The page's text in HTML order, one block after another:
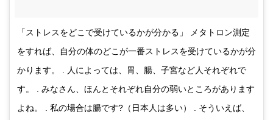
「ストレスをどこで受けているかが分かる」 メタトロン測定
をすれば、自分の体のどこが一番ストレスを受けているかが分
かります。 . 人によっては、胃、腸、子宮など人それぞれで
す。 . みなさん、ほんとそれぞれ自分の弱いところがあります
よね。 . 私の場合は腸です?（日本人は多い） . そういえば、